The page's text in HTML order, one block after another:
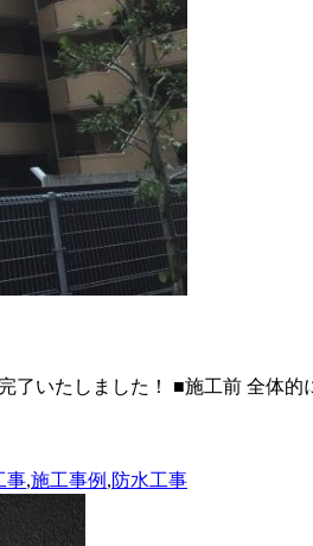
いたしました！ ■施工前 全体
事,施工事例 ,防水工事